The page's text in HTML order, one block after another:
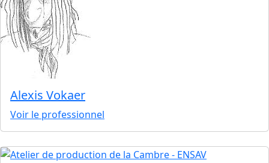
Alexis Vokaer
Voir le professionnel